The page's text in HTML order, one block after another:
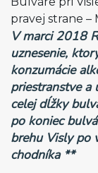
pravej strane –
V marci 2018
uznesenie,
konzumácie
priestranstve a
celej dĺžky
po koniec
brehu Visly po
chodníka **